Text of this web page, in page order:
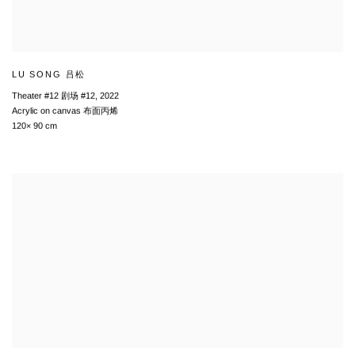
LU SONG 吕松
Theater #12 剧场 #12, 2022
Acrylic on canvas 布面丙烯
120× 90 cm